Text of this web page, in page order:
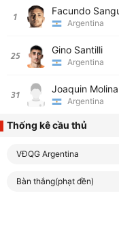
1 Facundo
Argentina
25 Gino Santilli
Argentina
31 Joaquin Molina
Argentina
Thống kê cầu thủ
VĐQG Argentina
Bàn thắng(phạt đền)